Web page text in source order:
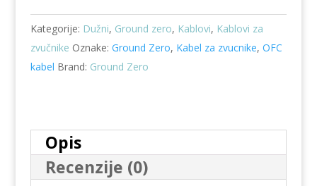
bakarni
OFC
Ground
Zero
OFC
količina
Kategorije: Dužni, Ground zero, Kablovi, Kablovi za
zvučnike Oznake: Ground Zero, Kabel za zvucnike, OFC
kabel Brand: Ground Zero
Opis
Recenzije (0)